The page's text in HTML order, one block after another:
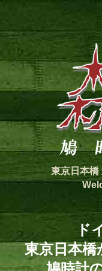
東京日本橋
ド
東京日本